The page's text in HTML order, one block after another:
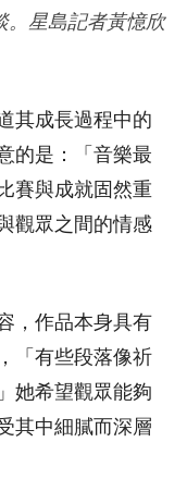
。星島記者黃憶欣
其成長過程中的
的是：「音樂最
賽與成就固然重
觀眾之間的情感
，作品本身具有
「有些段落像祈
她希望觀眾能夠
其中細膩而深層